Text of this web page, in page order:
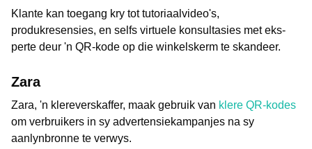
Klante kan toegang kry tot tutoriaalvideo's,
produkresensies, en selfs virtuele konsultasies met eks-
perte deur 'n QR-kode op die winkelskerm te skandeer.
Zara
Zara, 'n klereverskaffer, maak gebruik van klere QR-kodes
om verbruikers in sy advertensiekampanjes na sy
aanlynbronne te verwys.